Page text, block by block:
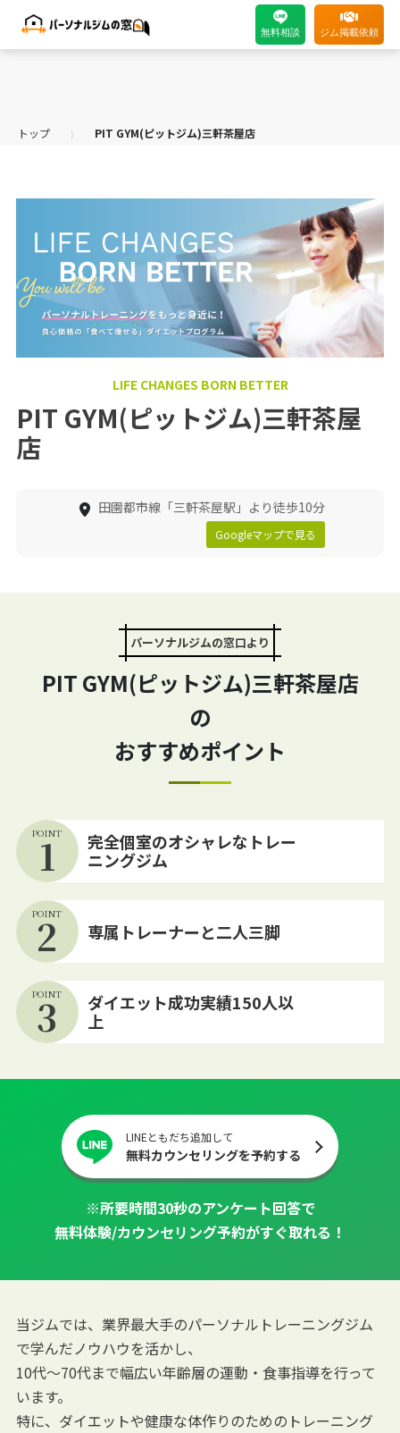
無料相談 ジム掲載依頼
トップ ⟩ PIT GYM(ピットジム)三軒茶屋店
LIFE CHANGES BORN BETTER
PIT GYM(ピットジム)三軒茶屋
店
田園都市線「三軒茶屋駅」より徒歩10分
Googleマップで見る
パーソナルジムの窓口より
PIT GYM(ピットジム)三軒茶屋店
の
おすすめポイント
POINT
1
完全個室のオシャレなトレー
ニングジム
POINT
2 専属トレーナーと二人三脚
POINT
3
ダイエット成功実績150人以
上
LINEともだち追加して
無料カウンセリングを予約する
※所要時間30秒のアンケート回答で
無料体験/カウンセリング予約がすぐ取れる！
当ジムでは、業界最大手のパーソナルトレーニングジム
で学んだノウハウを活かし、
10代～70代まで幅広い年齢層の運動・食事指導を行って
います。
特に、ダイエットや健康な体作りのためのトレーニング